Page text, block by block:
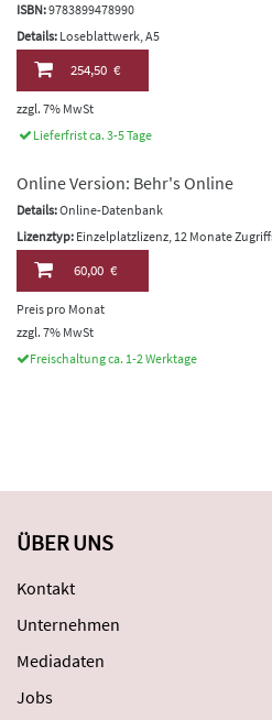
ISBN:9783899478990
Details: Loseblattwerk, A5
254,50 €
zzgl. 7% MwSt
Lieferfrist ca. 3-5 Tage
Online Version: Behr's Online
Details:Online-Datenbank
Lizenztyp: Einzelplatzlizenz, 12 Monate
60,00 €
Preis pro Monat
zzgl. 7% MwSt
Freischaltung ca. 1-2 Werktage
ÜBER UNS
Kontakt
Unternehmen
Mediadaten
Jobs